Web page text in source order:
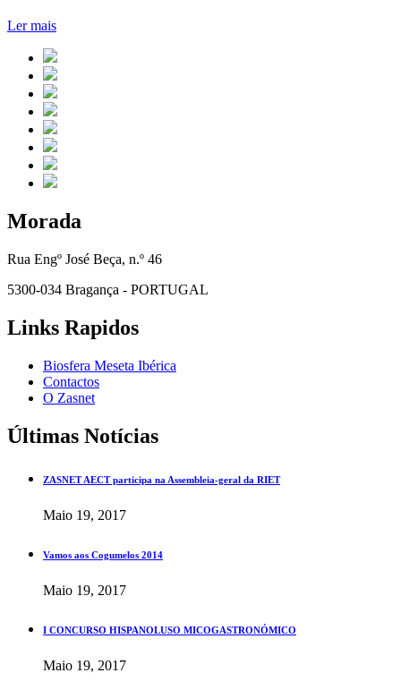
Ler mais
Morada
Rua Engº José Beça, n.º 46
5300-034 Bragança - PORTUGAL
Links Rapidos
Biosfera Meseta Ibérica
Contactos
O Zasnet
Últimas Notícias
ZASNET AECT participa na Assembleia-geral da RIET
Maio 19, 2017
Vamos aos Cogumelos 2014
Maio 19, 2017
I CONCURSO HISPANOLUSO MICOGASTRONÓMICO
Maio 19, 2017